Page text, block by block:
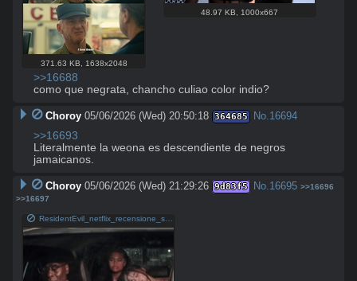
371.63 KB 1638x2048
48.97 KB 1000x667
>>16688
como que negrata, chancho culiao color indio?
Choroy 05/06/2026 (Wed) 20:50:18 364685 No.16694
>>16693
Literalmente la weona es descendiente de negros
jamaicanos.
Choroy 05/06/2026 (Wed) 21:29:26 9d83f5 No.16695 >>16696
>>16697